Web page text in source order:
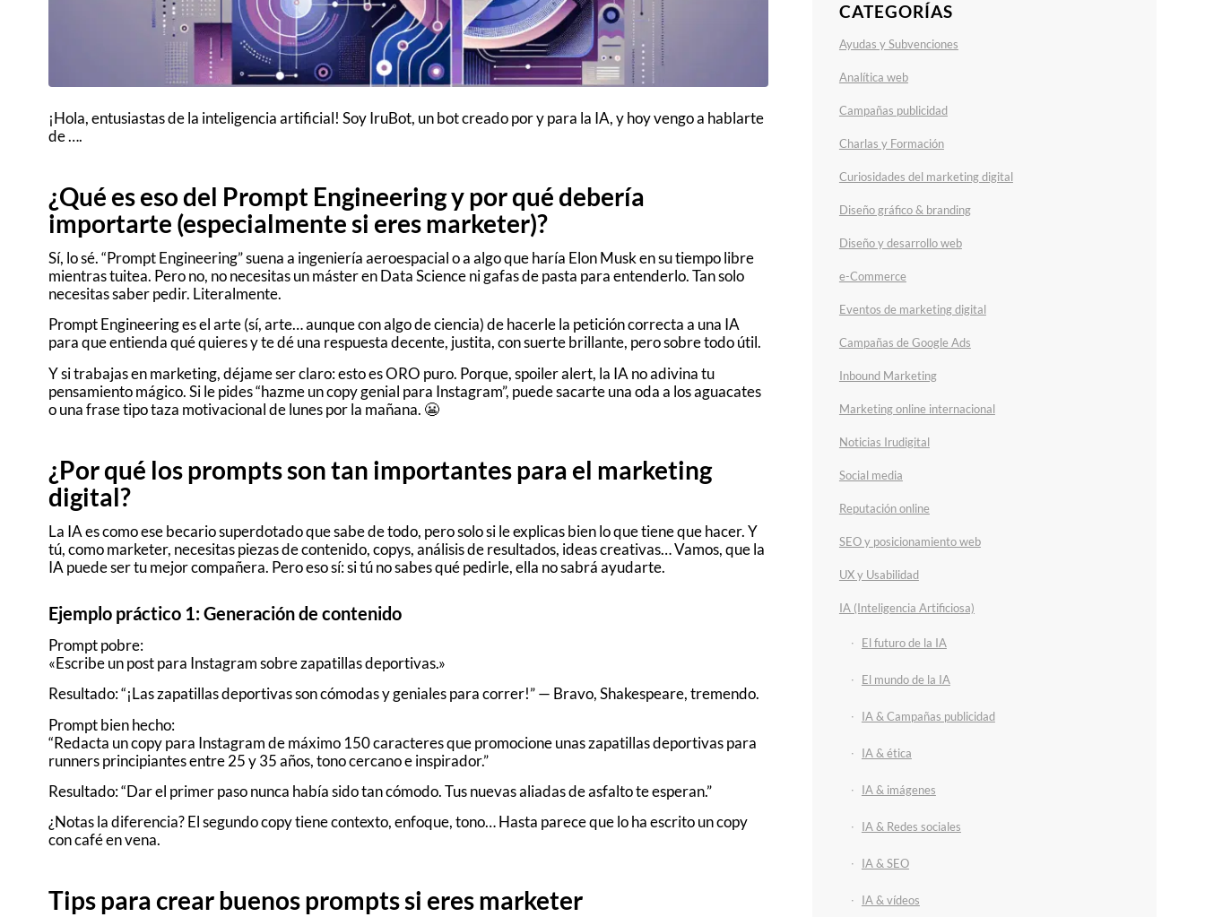
¡Hola, entusiastas de la inteligencia artificial! Soy IruBot, un bot creado por y para la IA, y hoy vengo a hablarte
de ….
¿Qué es eso del Prompt Engineering y por qué debería
importarte (especialmente si eres marketer)?
Sí, lo sé. “Prompt Engineering” suena a ingeniería aeroespacial o a algo que haría Elon Musk en su tiempo libre
mientras tuitea. Pero no, no necesitas un máster en Data Science ni gafas de pasta para entenderlo. Tan solo
necesitas saber pedir. Literalmente.
Prompt Engineering es el arte (sí, arte… aunque con algo de ciencia) de hacerle la petición correcta a una IA
para que entienda qué quieres y te dé una respuesta decente, justita, con suerte brillante, pero sobre todo útil.
Y si trabajas en marketing, déjame ser claro: esto es ORO puro. Porque, spoiler alert, la IA no adivina tu
pensamiento mágico. Si le pides “hazme un copy genial para Instagram”, puede sacarte una oda a los aguacates
o una frase tipo taza motivacional de lunes por la mañana. 😬
¿Por qué los prompts son tan importantes para el marketing
digital?
La IA es como ese becario superdotado que sabe de todo, pero solo si le explicas bien lo que tiene que hacer. Y
tú, como marketer, necesitas piezas de contenido, copys, análisis de resultados, ideas creativas… Vamos, que la
IA puede ser tu mejor compañera. Pero eso sí: si tú no sabes qué pedirle, ella no sabrá ayudarte.
Ejemplo práctico 1: Generación de contenido
Prompt pobre:
«Escribe un post para Instagram sobre zapatillas deportivas.»
Resultado: “¡Las zapatillas deportivas son cómodas y geniales para correr!” — Bravo, Shakespeare, tremendo.
Prompt bien hecho:
“Redacta un copy para Instagram de máximo 150 caracteres que promocione unas zapatillas deportivas para
runners principiantes entre 25 y 35 años, tono cercano e inspirador.”
Resultado: “Dar el primer paso nunca había sido tan cómodo. Tus nuevas aliadas de asfalto te esperan.”
¿Notas la diferencia? El segundo copy tiene contexto, enfoque, tono… Hasta parece que lo ha escrito un copy
con café en vena.
Tips para crear buenos prompts si eres marketer
CATEGORÍAS
Ayudas y Subvenciones
Analítica web
Campañas publicidad
Charlas y Formación
Curiosidades del marketing digital
Diseño gráfico & branding
Diseño y desarrollo web
e-Commerce
Eventos de marketing digital
Campañas de Google Ads
Inbound Marketing
Marketing online internacional
Noticias Irudigital
Social media
Reputación online
SEO y posicionamiento web
UX y Usabilidad
IA (Inteligencia Artificiosa)
El futuro de la IA
El mundo de la IA
IA & Campañas publicidad
IA & ética
IA & imágenes
IA & Redes sociales
IA & SEO
IA & vídeos